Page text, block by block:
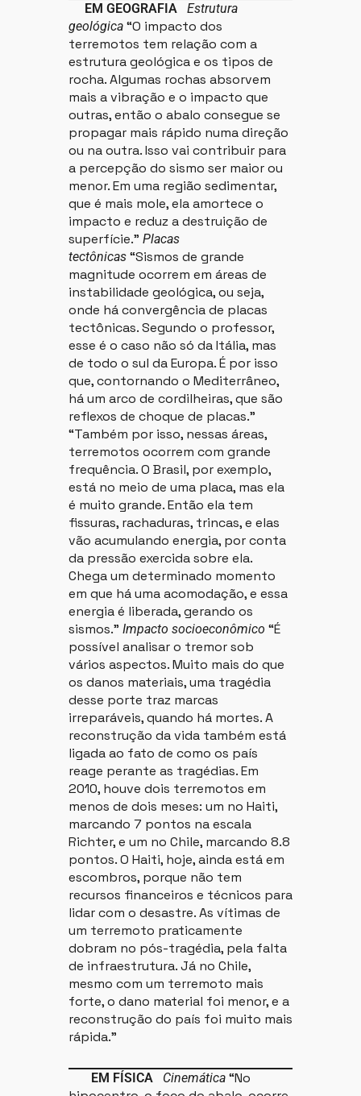
EM GEOGRAFIA
Estrutura
geológica“O impacto dos
terremotos tem relação com a
estrutura geológica e os tipos de
rocha. Algumas rochas absorvem
mais a vibração e o impacto que
outras, então o abalo consegue se
propagar mais rápido numa direção
ou na outra. Isso vai contribuir para
a percepção do sismo ser maior ou
menor. Em uma região sedimentar,
que é mais mole, ela amortece o
impacto e reduz a destruição de
superfície.” Placas
tectônicas“Sismos de grande
magnitude ocorrem em áreas de
instabilidade geológica, ou seja,
onde há convergência de placas
tectônicas. Segundo o professor,
esse é o caso não só da Itália, mas
de todo o sul da Europa. É por isso
que, contornando o Mediterrâneo,
há um arco de cordilheiras, que são
reflexos de choque de placas.”
“Também por isso, nessas áreas,
terremotos ocorrem com grande
frequência. O Brasil, por exemplo,
está no meio de uma placa, mas ela
é muito grande. Então ela tem
fissuras, rachaduras, trincas, e elas
vão acumulando energia, por conta
da pressão exercida sobre ela.
Chega um determinado momento
em que há uma acomodação, e essa
energia é liberada, gerando os
sismos.” Impacto socioeconômico “É
possível analisar o tremor sob
vários aspectos. Muito mais do que
os danos materiais, uma tragédia
desse porte traz marcas
irreparáveis, quando há mortes. A
reconstrução da vida também está
ligada ao fato de como os país
reage perante as tragédias. Em
2010, houve dois terremotos em
menos de dois meses: um no Haiti,
marcando 7 pontos na escala
Richter, e um no Chile, marcando 8.8
pontos. O Haiti, hoje, ainda está em
escombros, porque não tem
recursos financeiros e técnicos para
lidar com o desastre. As vítimas de
um terremoto praticamente
dobram no pós-tragédia, pela falta
de infraestrutura. Já no Chile,
mesmo com um terremoto mais
forte, o dano material foi menor, e a
reconstrução do país foi muito mais
rápida.”
EM FÍSICA Cinemática“No